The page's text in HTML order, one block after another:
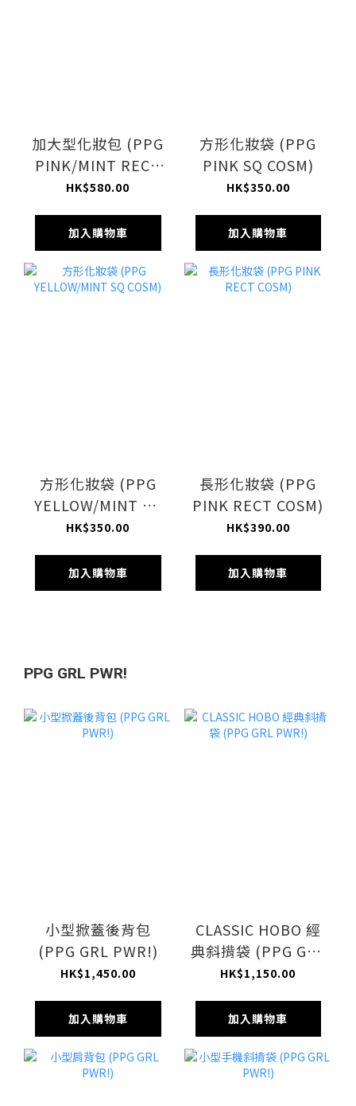
加大型化妝包 (PPG
PINK/MINT RECT
COSM)
HK$580.00
加入購物車
方形化妝袋 (PPG
PINK SQ COSM)
HK$350.00
加入購物車
方形化妝袋 (PPG
YELLOW/MINT SQ
COSM)
HK$350.00
加入購物車
長形化妝袋 (PPG
PINK RECT COSM)
HK$390.00
加入購物車
PPG GRL PWR!
小型掀蓋後背包
(PPG GRL PWR!)
HK$1,450.00
加入購物車
CLASSIC HOBO 經
典斜揹袋 (PPG GRL
PWR!)
HK$1,150.00
加入購物車